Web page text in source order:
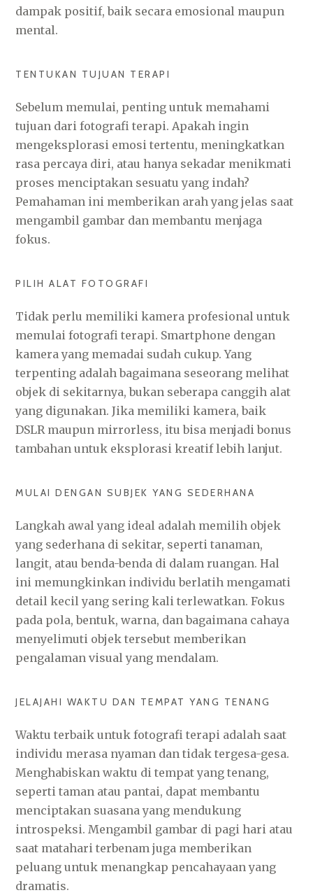
dampak positif, baik secara emosional maupun
mental.
TENTUKAN TUJUAN TERAPI
Sebelum memulai, penting untuk memahami
tujuan dari fotografi terapi. Apakah ingin
mengeksplorasi emosi tertentu, meningkatkan
rasa percaya diri, atau hanya sekadar menikmati
proses menciptakan sesuatu yang indah?
Pemahaman ini memberikan arah yang jelas saat
mengambil gambar dan membantu menjaga
fokus.
PILIH ALAT FOTOGRAFI
Tidak perlu memiliki kamera profesional untuk
memulai fotografi terapi. Smartphone dengan
kamera yang memadai sudah cukup. Yang
terpenting adalah bagaimana seseorang melihat
objek di sekitarnya, bukan seberapa canggih alat
yang digunakan. Jika memiliki kamera, baik
DSLR maupun mirrorless, itu bisa menjadi bonus
tambahan untuk eksplorasi kreatif lebih lanjut.
MULAI DENGAN SUBJEK YANG SEDERHANA
Langkah awal yang ideal adalah memilih objek
yang sederhana di sekitar, seperti tanaman,
langit, atau benda-benda di dalam ruangan. Hal
ini memungkinkan individu berlatih mengamati
detail kecil yang sering kali terlewatkan. Fokus
pada pola, bentuk, warna, dan bagaimana cahaya
menyelimuti objek tersebut memberikan
pengalaman visual yang mendalam.
JELAJAHI WAKTU DAN TEMPAT YANG TENANG
Waktu terbaik untuk fotografi terapi adalah saat
individu merasa nyaman dan tidak tergesa-gesa.
Menghabiskan waktu di tempat yang tenang,
seperti taman atau pantai, dapat membantu
menciptakan suasana yang mendukung
introspeksi. Mengambil gambar di pagi hari atau
saat matahari terbenam juga memberikan
peluang untuk menangkap pencahayaan yang
dramatis.